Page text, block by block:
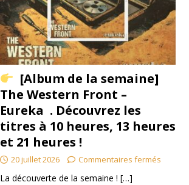
[Album de la semaine]
The Western Front –
Eureka . Découvrez les
titres à 10 heures, 13 heures
et 21 heures !
20 juillet 2026 Commentaires fermés
La découverte de la semaine ! […]